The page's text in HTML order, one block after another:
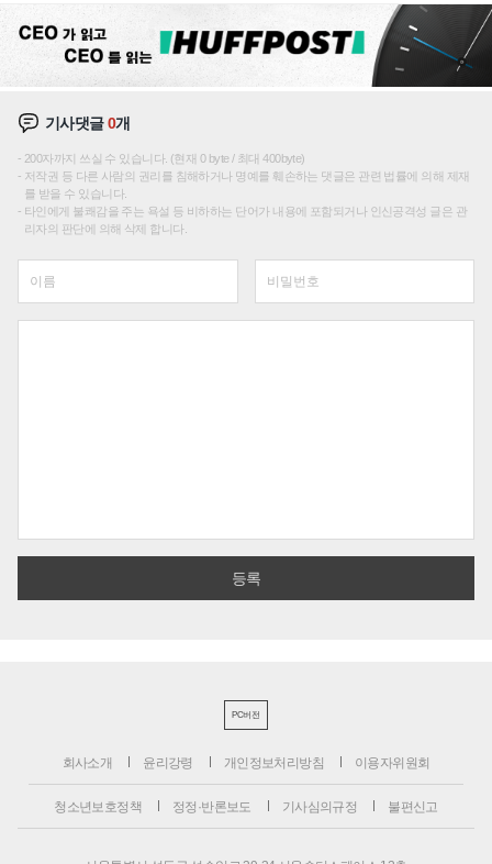
기사댓글0개
200자까지 쓰실 수 있습니다. (현재 0 byte / 최대 400byte)
저작권 등 다른 사람의 권리를 침해하거나 명예를 훼손하는 댓글은 관련 법률에 의해 제재
를 받을 수 있습니다.
타인에게 불쾌감을 주는 욕설 등 비하하는 단어가 내용에 포함되거나 인신공격성 글은 관
리자의 판단에 의해 삭제 합니다.
PC버전
회사소개 윤리강령 개인정보처리방침 이용자위원회
청소년보호정책 정정·반론보도 기사심의규정 불편신고